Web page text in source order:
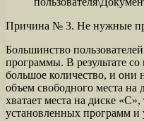
Причина № 3. Не нужные
Большинство
программы. В результате
большое количество, и они
объем свободного места
хватает места на диске
установленных программ и